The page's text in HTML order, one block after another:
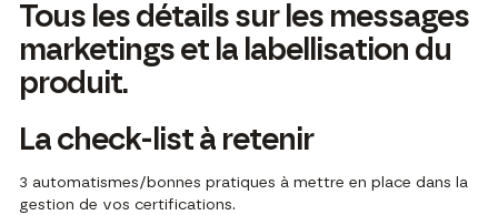
Tous les détails sur les messages
marketings et la labellisation du
produit.
La check-list à retenir
3 automatismes/bonnes pratiques à mettre en place dans la
gestion de vos certifications.